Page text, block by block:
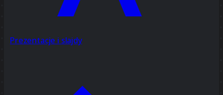
Prezentacje i slajdy